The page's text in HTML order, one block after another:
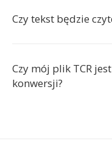
Czy tekst będzie
Czy mój plik TCR
konwersji?